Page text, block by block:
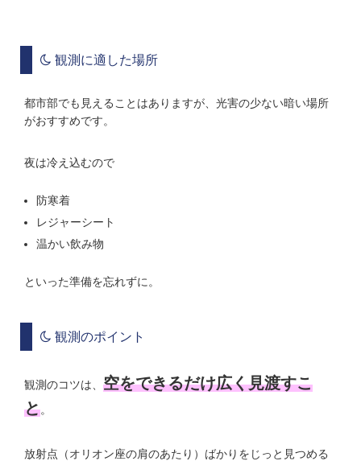
観測に適した場所
都市部でも見えることはありますが、光害の少ない暗い場所
がおすすめです。
夜は冷え込むので
防寒着
レジャーシート
温かい飲み物
といった準備を忘れずに。
観測のポイント
観測のコツは、 空をできるだけ広く見渡すこ
と。
放射点（オリオン座の肩のあたり）ばかりをじっと見つめる